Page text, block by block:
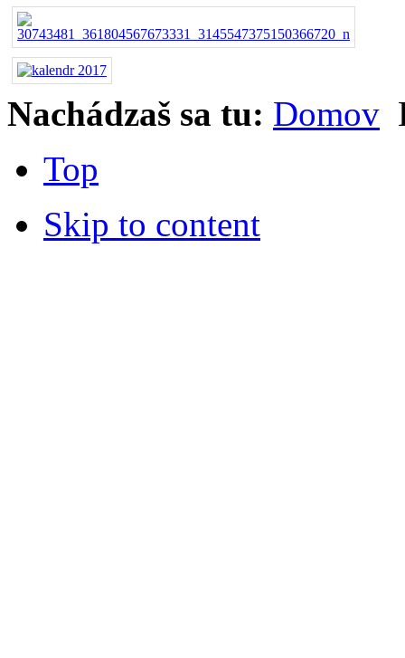
Nachádzaš sa tu: Domov
Top
Skip to content